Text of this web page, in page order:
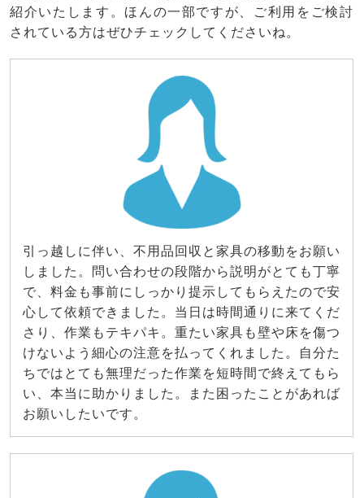
紹介いたします。ほんの一部ですが、ご利用をご検討
されている方はぜひチェックしてくださいね。
引っ越しに伴い、不用品回収と家具の移動をお願い
しました。問い合わせの段階から説明がとても丁寧
で、料金も事前にしっかり提示してもらえたので安
心して依頼できました。当日は時間通りに来てくだ
さり、作業もテキパキ。重たい家具も壁や床を傷つ
けないよう細心の注意を払ってくれました。自分た
ちではとても無理だった作業を短時間で終えてもら
い、本当に助かりました。また困ったことがあれば
お願いしたいです。